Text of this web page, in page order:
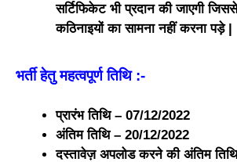
सर्टिफिकेट भी प्रदान की जाएगी
कठिनाइयों का सामना नहीं करना पड़े |
भर्ती हेतु महत्वपूर्ण तिथि :-
प्रारंभ तिथि – 07/12/2022
अंतिम तिथि – 20/12/2022
दस्तावेज़ अपलोड करने की अंतिम